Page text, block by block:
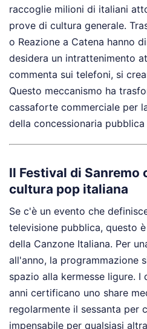
raccoglie milioni di italiani
prove di cultura generale.
o Reazione a Catena hanno
desidera un intrattenimento
commenta sui telefoni, si
Questo meccanismo ha
cassaforte commerciale per
della concessionaria pubblica
Il Festival di Sanremo
cultura pop italiana
Se c'è un evento che
televisione pubblica, questo
della Canzone Italiana. Per
all'anno, la programmazione
spazio alla kermesse ligure.
anni certificano uno share
regolarmente il sessanta per
impensabile per qualsiasi